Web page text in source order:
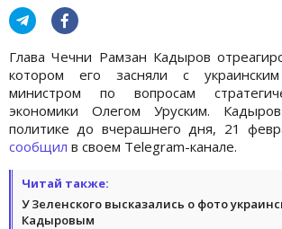
Глава Чечни Рамзан Кадыров
котором его засняли с
министром по вопросам
экономики Олегом Уруским.
политике до вчерашнего дня, 21
сообщил в своем Telegram-канале.
Читай также:
У Зеленского высказались о фото
Кадыровым